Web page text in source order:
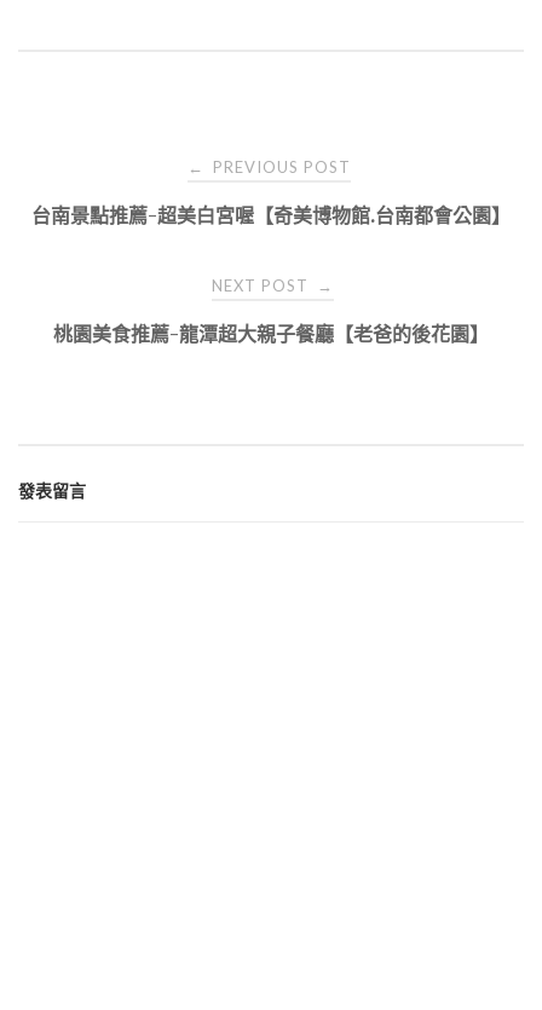
navigation
← PREVIOUS POST
台南景點推薦-超美白宮喔【奇美博物館.台南都會公園】
NEXT POST →
桃園美食推薦-龍潭超大親子餐廳【老爸的後花園】
發表留言